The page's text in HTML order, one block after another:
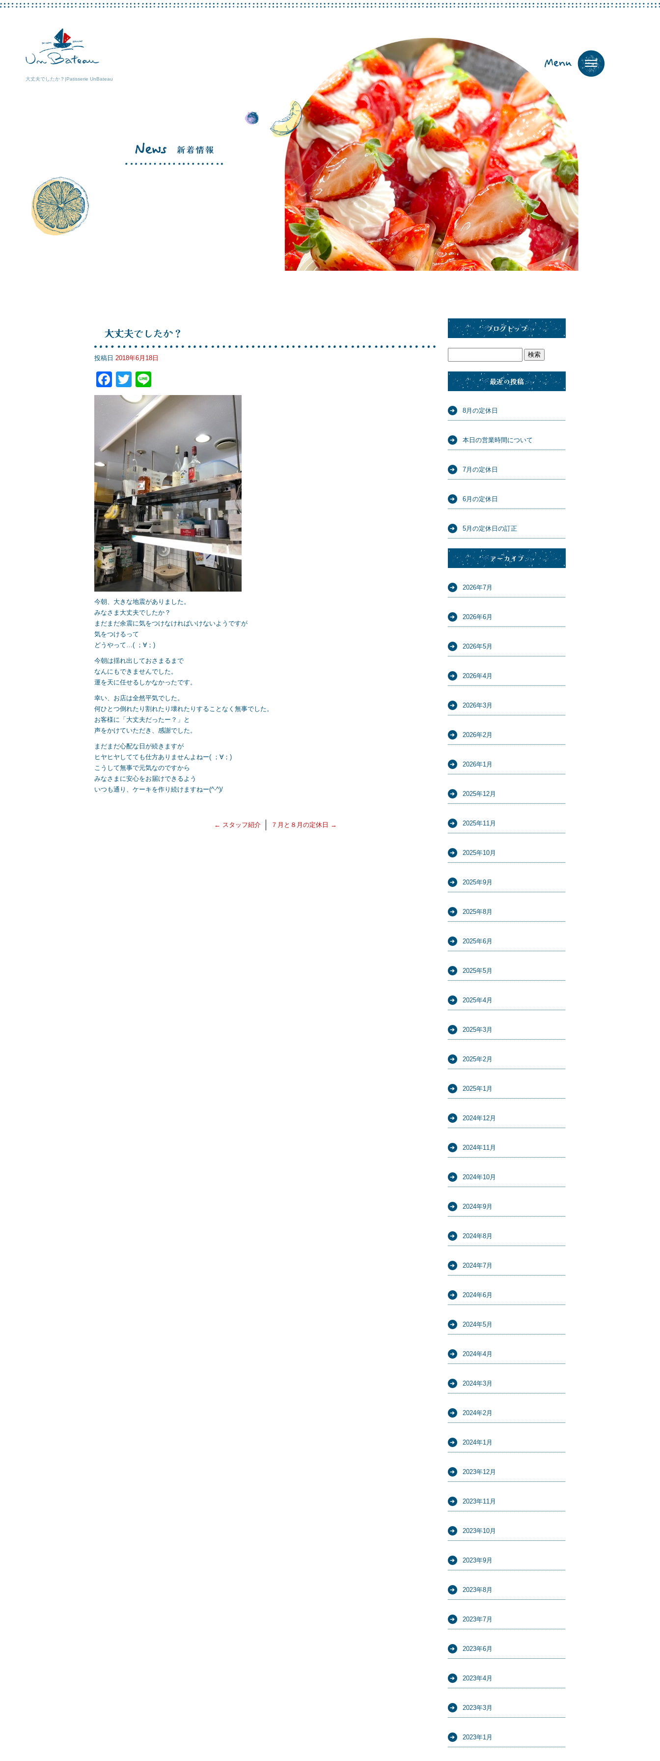
大丈夫でしたか？|Patisserie UnBateau
大丈夫でしたか？
投稿日 2018年6月18日
F
a
e
b
o
o
k
T
wi
tt
er
n
e
今朝、大きな地震がありました。
みなさま大丈夫でしたか？
まだまだ余震に気をつけなければいけないようですが
気をつけるって
どうやって…( ；∀；)
今朝は揺れ出しておさまるまで
なんにもできませんでした。
運を天に任せるしかなかったです。
幸い、お店は全然平気でした。
何ひとつ倒れたり割れたり壊れたりすることなく無事でした。
お客様に「大丈夫だったー？」と
声をかけていただき、感謝でした。
まだまだ心配な日が続きますが
ヒヤヒヤしてても仕方ありませんよねー( ；∀；)
こうして無事で元気なのですから
みなさまに安心をお届けできるよう
いつも通り、ケーキを作り続けますねー(^-^)/
← スタッフ紹介 ７月と８月の定休日 →
ブログトップ
最近の投稿
8月の定休日
本日の営業時間について
7月の定休日
6月の定休日
5月の定休日の訂正
アーカイブ
2026年7月
2026年6月
2026年5月
2026年4月
2026年3月
2026年2月
2026年1月
2025年12月
2025年11月
2025年10月
2025年9月
2025年8月
2025年6月
2025年5月
2025年4月
2025年3月
2025年2月
2025年1月
2024年12月
2024年11月
2024年10月
2024年9月
2024年8月
2024年7月
2024年6月
2024年5月
2024年4月
2024年3月
2024年2月
2024年1月
2023年12月
2023年11月
2023年10月
2023年9月
2023年8月
2023年7月
2023年6月
2023年4月
2023年3月
2023年1月